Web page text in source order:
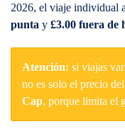
2026, el viaje individual
punta y £3.00 fuera de
Atención: si viajas
no es solo el precio
Cap, porque limita el